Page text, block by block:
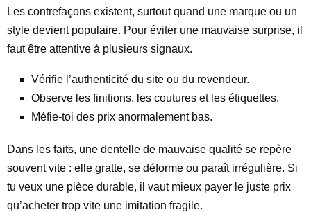
Les contrefaçons existent, surtout quand une marque ou un
style devient populaire. Pour éviter une mauvaise surprise, il
faut être attentive à plusieurs signaux.
Vérifie l’authenticité du site ou du revendeur.
Observe les finitions, les coutures et les étiquettes.
Méfie-toi des prix anormalement bas.
Dans les faits, une dentelle de mauvaise qualité se repère
souvent vite : elle gratte, se déforme ou paraît irrégulière. Si
tu veux une pièce durable, il vaut mieux payer le juste prix
qu’acheter trop vite une imitation fragile.